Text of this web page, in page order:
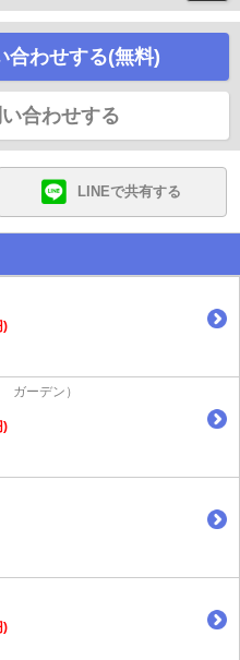
合わせする(無料)
合わせする
LINEで共有する
)
ガーデン）
)
)